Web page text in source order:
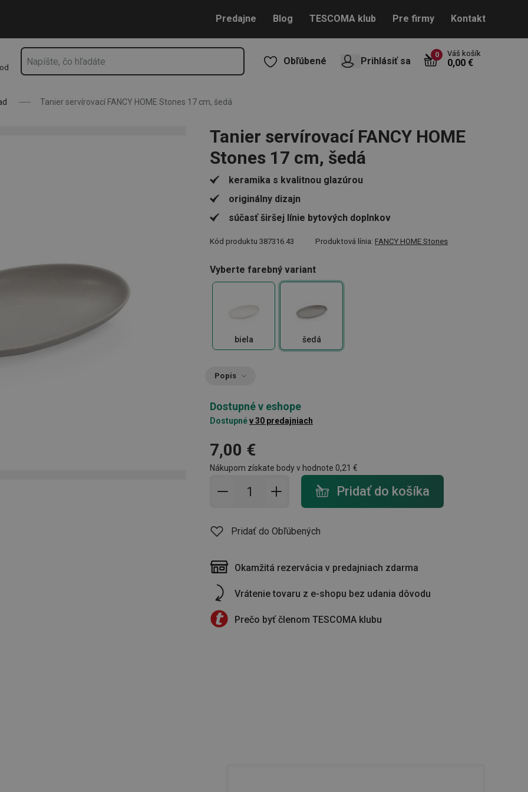
Predajne Blog TESCOMA klub Pre firmy Kontakt
Obľúbené Prihlásiť sa
0 Váš košík
0,00 €
Tanier servírovací FANCY HOME Stones 17 cm, šedá
Tanier servírovací FANCY HOME
Stones 17 cm, šedá
keramika s kvalitnou glazúrou
originálny dizajn
súčasť širšej línie bytových doplnkov
Kód produktu 387316.43 Produktová línia: FANCY HOME Stones
Vyberte farebný variant
biela šedá
Popis
Dostupné v eshope
Dostupnév 30 predajniach
7,00 €
Nákupom získate body v hodnote 0,21 €
Pridať do košíka - počet
Pridať do košíka
Pridať do Obľúbených
Okamžitá rezervácia v predajniach zdarma
Vrátenie tovaru z e-shopu bez udania dôvodu
Prečo byť členom TESCOMA klubu